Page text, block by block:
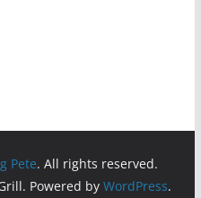
Pete. All rights reserved.
Powered by WordPress.